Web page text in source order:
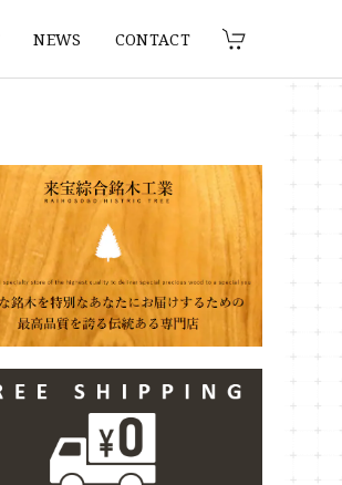
NEWS CONTACT